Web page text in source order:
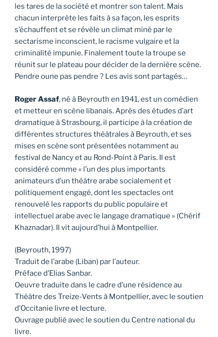
les tares de la société et montrer son talent. Mais
chacun interprète les faits à sa façon, les esprits
s’échauffent et se révèle un climat miné par le
sectarisme inconscient, le racisme vulgaire et la
criminalité impunie. Finalement toute la troupe se
réunit sur le plateau pour décider de la dernière scène.
Pendre oune pas pendre ? Les avis sont partagés…
Roger Assaf, né à Beyrouth en 1941, est un comédien
et metteur en scène libanais. Après des études d’art
dramatique à Strasbourg, il participe à la création de
différentes structures théâtrales à Beyrouth, et ses
mises en scène sont présentées notamment au
festival de Nancy et au Rond-Point à Paris. Il est
considéré comme « l’un des plus importants
animateurs d’un théâtre arabe socialement et
politiquement engagé, dont les spectacles ont
renouvelé les rapports du public populaire et
intellectuel arabe avec le langage dramatique » (Chérif
Khaznadar). Il vit aujourd’hui à Montpellier.
(Beyrouth, 1997)
Traduit de l’arabe (Liban) par l’auteur.
Préface d’Elias Sanbar.
Oeuvre traduite dans le cadre d’une résidence au
Théâtre des Treize-Vents à Montpellier, avec le soutien
d’Occitanie livre et lecture.
Ouvrage publié avec le soutien du Centre national du
livre.